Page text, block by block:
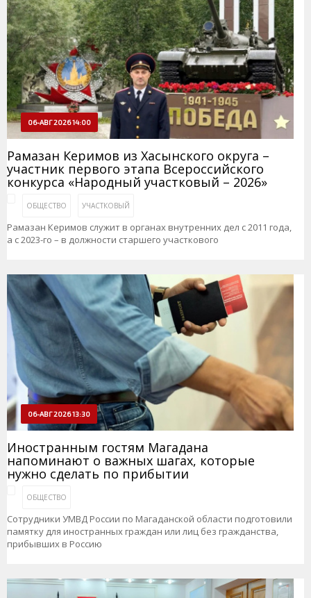
06-АВГ 2026 14:00
Рамазан Керимов из Хасынского округа –
участник первого этапа Всероссийского
конкурса «Народный участковый – 2026»
ОБЩЕСТВО УЧАСТКОВЫЙ
Рамазан Керимов служит в органах внутренних дел с 2011 года,
а с 2023-го – в должности старшего участкового
06-АВГ 2026 13:30
Иностранным гостям Магадана
напоминают о важных шагах, которые
нужно сделать по прибытии
ОБЩЕСТВО
Сотрудники УМВД России по Магаданской области подготовили
памятку для иностранных граждан или лиц без гражданства,
прибывших в Россию